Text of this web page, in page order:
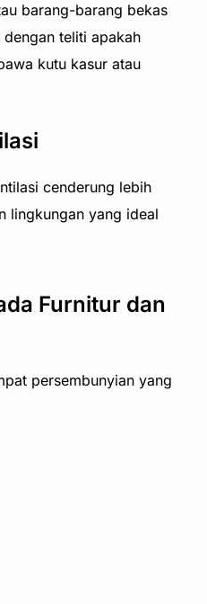
barang-barang bekas
teliti apakah
kutu kasur atau
cenderung lebih
lingkungan yang ideal
Furnitur dan
persembunyian yang